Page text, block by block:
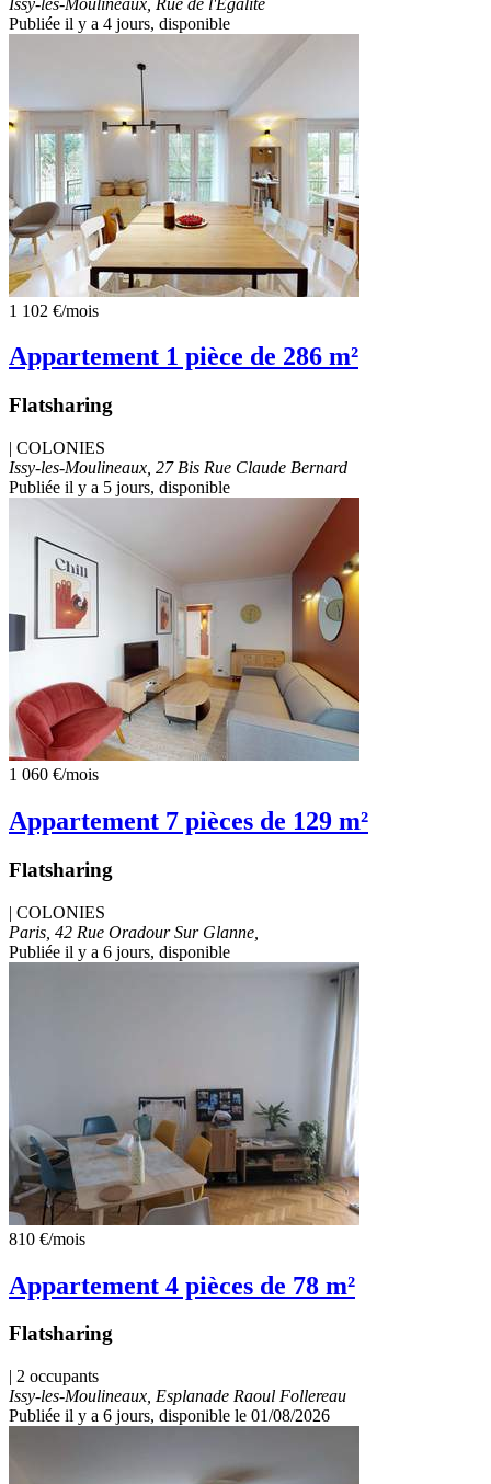
Publiée il y a 4 jours, disponible
1 102 €/mois
Appartement 1 pièce de 286 m²
Flatsharing
| COLONIES
Issy-les-Moulineaux, 27 Bis Rue Claude Bernard
Publiée il y a 5 jours, disponible
1 060 €/mois
Appartement 7 pièces de 129 m²
Flatsharing
| COLONIES
Paris, 42 Rue Oradour Sur Glanne,
Publiée il y a 6 jours, disponible
810 €/mois
Appartement 4 pièces de 78 m²
Flatsharing
| 2 occupants
Issy-les-Moulineaux, Esplanade Raoul Follereau
Publiée il y a 6 jours, disponible le 01/08/2026